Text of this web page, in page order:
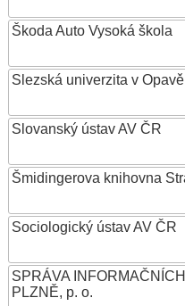
Škoda Auto Vysoká škola
Slezská univerzita v Opavě
Slovanský ústav AV ČR
Šmidingerova knihovna
Sociologický ústav AV ČR
SPRÁVA
PLZNĚ, p. o.